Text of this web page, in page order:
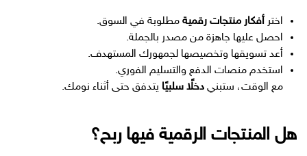
اختر أفكار منتجات رقمية مطلوبة في السوق.
احصل عليها جاهزة من مصدر بالجملة.
أعد تسويقها وتخصيصها لجمهورك المستهدف.
استخدم منصات الدفع والتسليم الفوري.
مع الوقت، ستبني دخلًا سلبيًا يتدفق حتى أثناء نومك.
هل المنتجات الرقمية فيها ربح؟